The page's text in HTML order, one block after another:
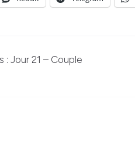
: Jour 21 – Couple